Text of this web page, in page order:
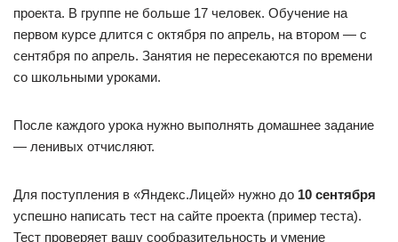
проекта. В группе не больше 17 человек. Обучение на
первом курсе длится с октября по апрель, на втором — с
сентября по апрель. Занятия не пересекаются по времени
со школьными уроками.
После каждого урока нужно выполнять домашнее задание
— ленивых отчисляют.
Для поступления в «Яндекс.Лицей» нужно до 10 сентября
успешно написать тест на сайте проекта (пример теста).
Тест проверяет вашу сообразительность и умение